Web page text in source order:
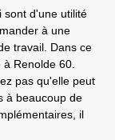
sont d'une utilité
à une
travail. Dans ce
Renolde 60.
pas qu'elle peut
à beaucoup de
il